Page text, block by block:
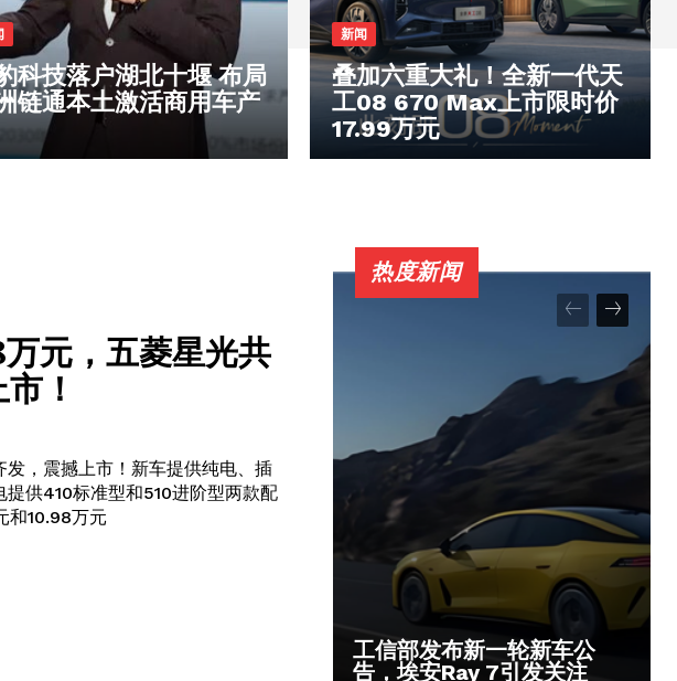
科技落户湖北十堰 布局
链通本土激活商用车产
新闻
叠加六重大礼！全新一代天
工08 670 Max上市限时价
17.99万元
元，五菱星光共
！
，震撼上市！新车提供纯电、插
供410标准型和510进阶型两款配
和10.98万元
热度新闻
工信部发布新一轮新车公
告，埃安Ray 7引发关注